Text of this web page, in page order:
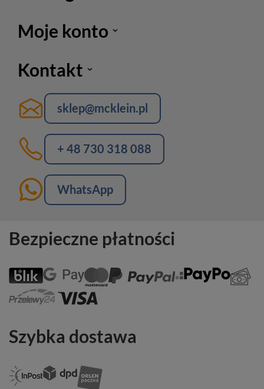
Moje konto
Kontakt
sklep@mcklein.pl
+ 48 730 318 088
WhatsApp
Bezpieczne płatności
Szybka dostawa